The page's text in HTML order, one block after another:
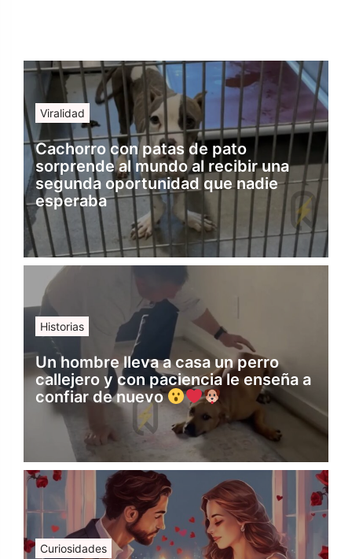
Viralidad
Cachorro con patas de pato
sorprende al mundo al recibir una
segunda oportunidad que nadie
esperaba
Historias
Un hombre lleva a casa un perro
callejero y con paciencia le enseña a
confiar de nuevo
Curiosidades